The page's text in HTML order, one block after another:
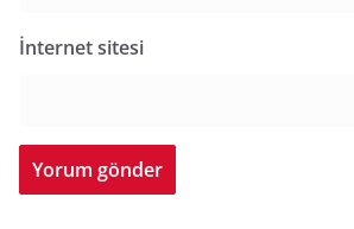
İnternet sitesi